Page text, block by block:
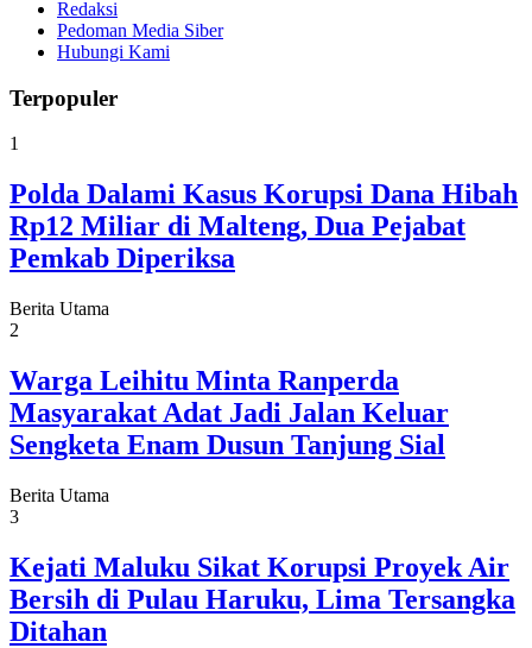
Redaksi
Pedoman Media Siber
Hubungi Kami
Terpopuler
1
Polda Dalami Kasus Korupsi Dana Hibah
Rp12 Miliar di Malteng, Dua Pejabat
Pemkab Diperiksa
Berita Utama
2
Warga Leihitu Minta Ranperda
Masyarakat Adat Jadi Jalan Keluar
Sengketa Enam Dusun Tanjung Sial
Berita Utama
3
Kejati Maluku Sikat Korupsi Proyek Air
Bersih di Pulau Haruku, Lima Tersangka
Ditahan